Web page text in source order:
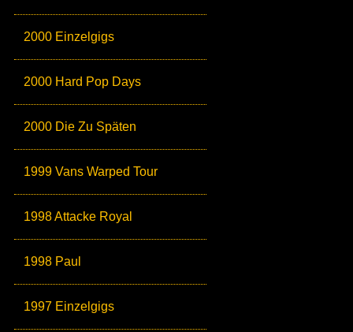
2000 Einzelgigs
2000 Hard Pop Days
2000 Die Zu Späten
1999 Vans Warped Tour
1998 Attacke Royal
1998 Paul
1997 Einzelgigs